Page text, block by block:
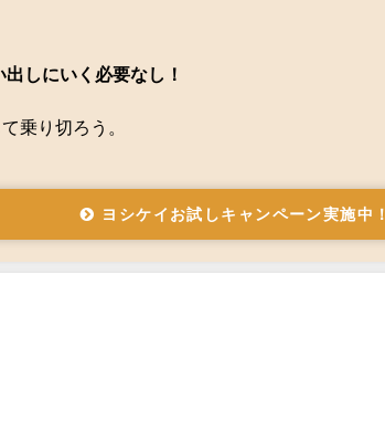
しにいく必要なし！
乗り切ろう。
ヨシケイお試しキャンペーン実施中！